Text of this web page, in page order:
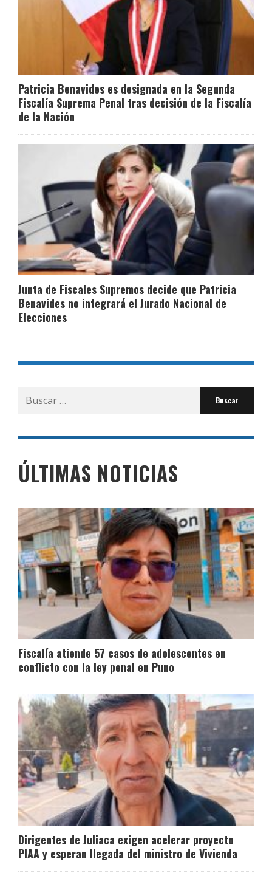
Patricia Benavides es designada en la Segunda
Fiscalía Suprema Penal tras decisión de la Fiscalía
de la Nación
Junta de Fiscales Supremos decide que Patricia
Benavides no integrará el Jurado Nacional de
Elecciones
Buscar
por:
ÚLTIMAS NOTICIAS
Fiscalía atiende 57 casos de adolescentes en
conflicto con la ley penal en Puno
Dirigentes de Juliaca exigen acelerar proyecto
PIAA y esperan llegada del ministro de Vivienda